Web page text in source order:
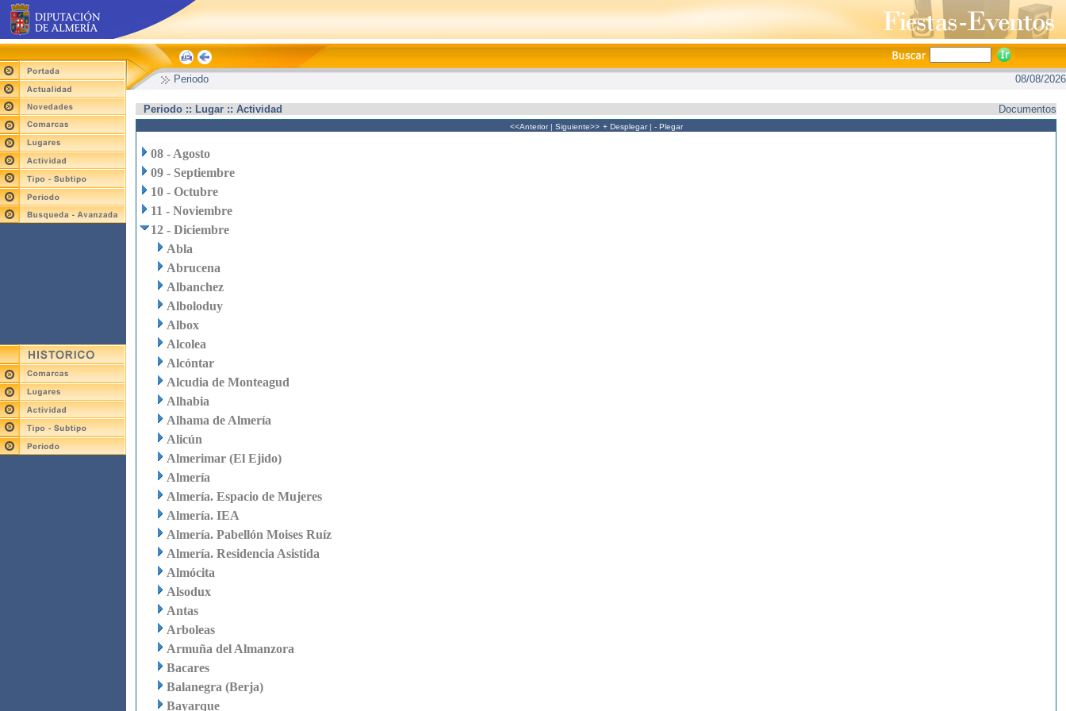
Periodo 08/08/2026
Periodo :: Lugar :: Actividad Documentos
<<Anterior| Siguiente>> + Desplegar| - Plegar
08 - Agosto
09 - Septiembre
10 - Octubre
11 - Noviembre
12 - Diciembre
Abla
Abrucena
Albanchez
Alboloduy
Albox
Alcolea
Alcóntar
Alcudia de Monteagud
Alhabia
Alhama de Almería
Alicún
Almerimar (El Ejido)
Almería
Almería. Espacio de Mujeres
Almería. IEA
Almería. Pabellón Moises Ruíz
Almería. Residencia Asistida
Almócita
Alsodux
Antas
Arboleas
Armuña del Almanzora
Bacares
Balanegra (Berja)
Bayarque